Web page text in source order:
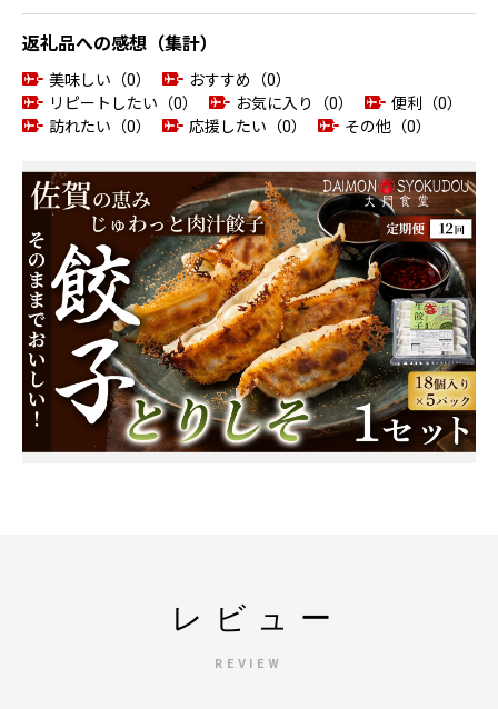
返礼品への感想（集計）
美味しい（0）
おすすめ（0）
リピートしたい（0）
お気に入り（0）
便利（0）
訪れたい（0）
応援したい（0） その他（0）
レビュー
REVIEW